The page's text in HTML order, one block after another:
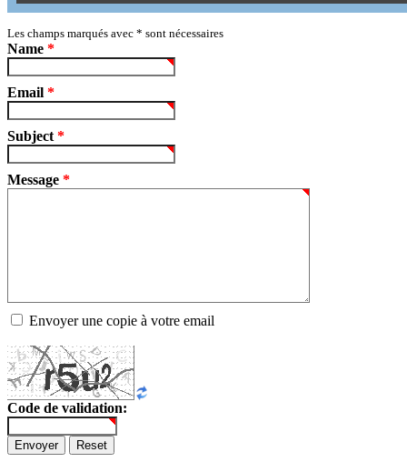
Les champs marqués avec * sont nécessaires
Name *
Email *
Subject *
Message *
Envoyer une copie à votre email
Code de validation:
Envoyer Reset